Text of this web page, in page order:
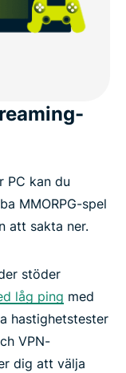
PC kan du
MMORPG-spel
att sakta ner.
stöder
låg ping med
hastighetstester
VPN-
dig att välja